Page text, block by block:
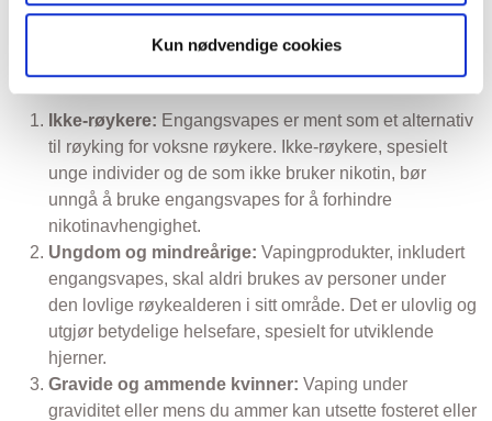
Kun nødvendige cookies
Engangsvapes, som andre vapingprodukter, er ikke egnet
for alle. Her er noen grupper av personer som ikke bør
begynne å bruke engangsvapes:
Ikke-røykere: Engangsvapes er ment som et alternativ
til røyking for voksne røykere. Ikke-røykere, spesielt
unge individer og de som ikke bruker nikotin, bør
unngå å bruke engangsvapes for å forhindre
nikotinavhengighet.
Ungdom og mindreårige: Vapingprodukter, inkludert
engangsvapes, skal aldri brukes av personer under
den lovlige røykealderen i sitt område. Det er ulovlig og
utgjør betydelige helsefare, spesielt for utviklende
hjerner.
Gravide og ammende kvinner: Vaping under
graviditet eller mens du ammer kan utsette fosteret eller